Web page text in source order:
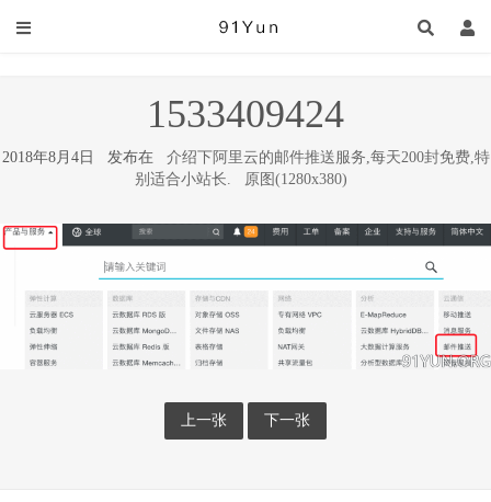
1533409424
2018年8月4日 发布在 介绍下阿里云的邮件推送服务,每天200封免费,特
别适合小站长.
原图(1280x380)
上一张 下一张